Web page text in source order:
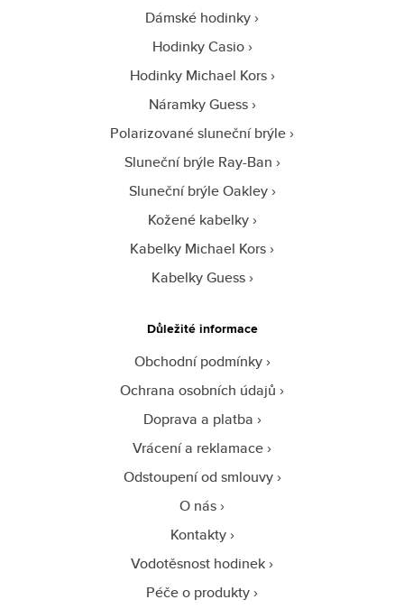
Dámské hodinky
Hodinky Casio
Hodinky Michael Kors
Náramky Guess
Polarizované sluneční brýle
Sluneční brýle Ray-Ban
Sluneční brýle Oakley
Kožené kabelky
Kabelky Michael Kors
Kabelky Guess
Důležité informace
Obchodní podmínky
Ochrana osobních údajů
Doprava a platba
Vrácení a reklamace
Odstoupení od smlouvy
O nás
Kontakty
Vodotěsnost hodinek
Péče o produkty